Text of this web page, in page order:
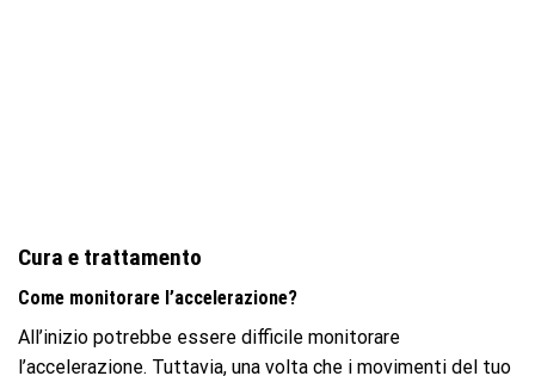
Cura e trattamento
Come monitorare l’accelerazione?
All’inizio potrebbe essere difficile monitorare
l’accelerazione. Tuttavia, una volta che i movimenti del tuo